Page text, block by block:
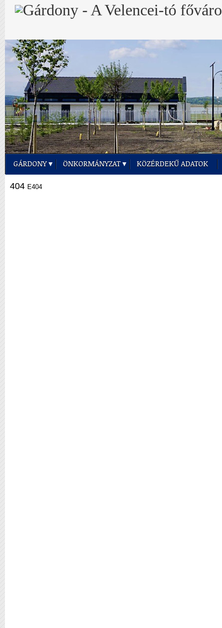
GÁRDONY ÖNKORMÁNYZAT KÖZÉRDEKŰ ADATOK
404 E404